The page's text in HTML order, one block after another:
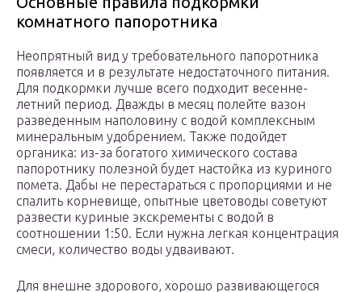
комнатного папоротника
Неопрятный вид у требовательного папоротника
появляется и в результате недостаточного питания.
Для подкормки лучше всего подходит весенне-
летний период. Дважды в месяц полейте вазон
разведенным наполовину с водой комплексным
минеральным удобрением. Также подойдет
органика: из-за богатого химического состава
папоротнику полезной будет настойка из куриного
помета. Дабы не перестараться с пропорциями и не
спалить корневище, опытные цветоводы советуют
развести куриные экскременты с водой в
соотношении 1:50. Если нужна легкая концентрация
смеси, количество воды удваивают.
Для внешне здорового, хорошо развивающегося